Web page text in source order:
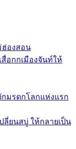
ฮ่องสอน
สื่อกกเมืองจันท์ให้
มรดกโลกแห่งแรก
ปลี่ยนสบู่ ให้กลายเป็น